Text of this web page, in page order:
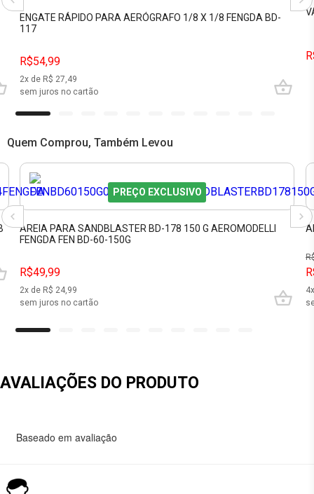
ENGATE RÁPIDO PARA AERÓGRAFO 1/8 X 1/8 FENGDA BD-
117
R$54,99
2x de R$ 27,49
sem juros no cartão
Quem Comprou, Também Levou
PREÇO EXCLUSIVO
AREIA PARA SANDBLASTER BD-178 150 G AEROMODELLI
FENGDA FEN BD-60-150G
R$49,99
2x de R$ 24,99
sem juros no cartão
4
AVALIAÇÕES DO PRODUTO
Baseado em avaliação